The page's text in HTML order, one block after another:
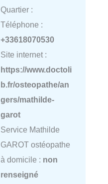
Quartier :
Téléphone :
+33618070530
Site internet :
https://www.doctoli
b.fr/osteopathe/an
gers/mathilde-
garot
Service Mathilde
GAROT ostéopathe
à domicile : non
renseigné